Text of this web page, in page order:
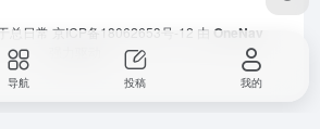
总日常 京ICP备18062653号-12 由 OneNav
导航 投稿 我的